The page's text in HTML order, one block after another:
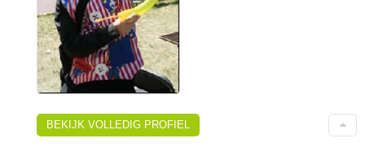
BEKIJK VOLLEDIG PROFIEL